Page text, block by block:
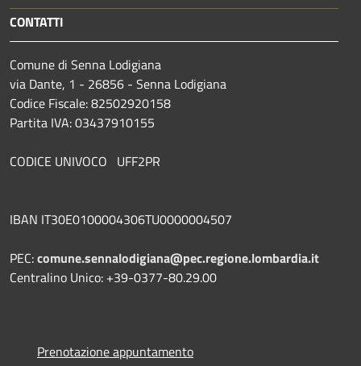
CONTATTI
Comune di Senna Lodigiana
via Dante, 1 - 26856 - Senna Lodigiana
Codice Fiscale: 82502920158
Partita IVA: 03437910155
CODICE UNIVOCO UFF2PR
IBAN IT30E0100004306TU0000004507
PEC:comune.sennalodigiana@pec.regione.lombardia.it
Centralino Unico: +39-0377-80.29.00
Prenotazione appuntamento